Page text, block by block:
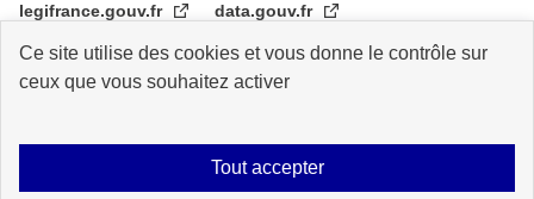
Ce site utilise des cookies et vous donne le contrôle sur
ceux que vous souhaitez activer
Tout accepter
legifrance.gouv.fr data.gouv.fr
transformation.gouv.fr
Archive Statistiques de consultation Logos Données personnelles